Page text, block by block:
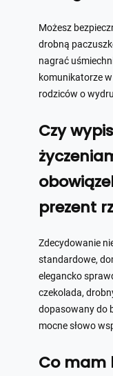
Możesz
drobną
nagrać
komunikatorze
rodziców o
Czy
prezent
Zdecydowanie
standardowe,
elegancko
czekolada,
dopasowany do
mocne słowo
Co mam